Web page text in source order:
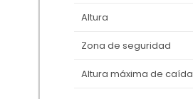
Altura
Zona de seguridad
Altura máxima de caída